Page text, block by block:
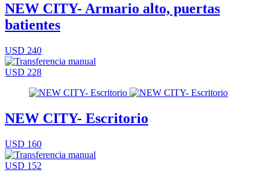
NEW CITY- Armario alto, puertas
batientes
USD 240
USD 228
NEW CITY- Escritorio
USD 160
USD 152